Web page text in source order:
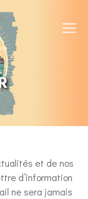
et de nos
d’information
ne sera jamais